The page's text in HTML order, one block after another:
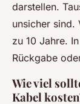
darstellen.
unsicher sind.
zu 10 Jahre.
Rückgabe
Wie viel
Kabel